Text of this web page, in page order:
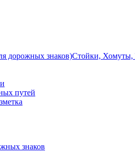
дорожных знаков)Стойки, Хомуты,
путей
знаков